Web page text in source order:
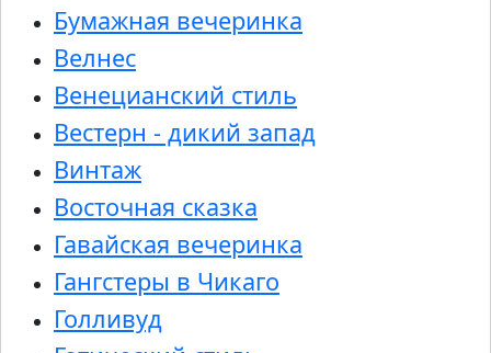
Бумажная вечеринка
Велнес
Венецианский стиль
Вестерн - дикий запад
Винтаж
Восточная сказка
Гавайская вечеринка
Гангстеры в Чикаго
Голливуд